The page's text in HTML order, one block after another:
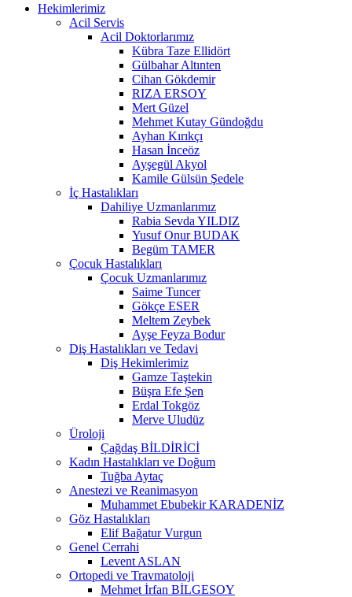
Hekimlerimiz
Acil Servis
Acil Doktorlarımız
Kübra Taze Ellidört
Gülbahar Altınten
Cihan Gökdemir
RIZA ERSOY
Mert Güzel
Mehmet Kutay Gündoğdu
Ayhan Kırıkçı
Hasan İnceöz
Ayşegül Akyol
Kamile Gülsün Şedele
İç Hastalıkları
Dahiliye Uzmanlarımız
Rabia Sevda YILDIZ
Yusuf Onur BUDAK
Begüm TAMER
Çocuk Hastalıkları
Çocuk Uzmanlarımız
Saime Tuncer
Gökçe ESER
Meltem Zeybek
Ayşe Feyza Bodur
Diş Hastalıkları ve Tedavi
Diş Hekimlerimiz
Gamze Taştekin
Büşra Efe Şen
Erdal Tokgöz
Merve Uludüz
Üroloji
Çağdaş BİLDİRİCİ
Kadın Hastalıkları ve Doğum
Tuğba Aytaç
Anestezi ve Reanimasyon
Muhammet Ebubekir KARADENİZ
Göz Hastalıkları
Elif Bağatur Vurgun
Genel Cerrahi
Levent ASLAN
Ortopedi ve Travmatoloji
Mehmet İrfan BİLGESOY